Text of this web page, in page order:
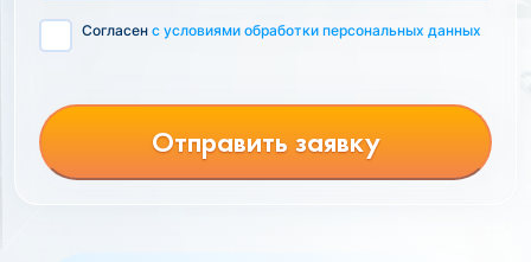
Согласен с условиями обработки персональных данных
Отправить заявку